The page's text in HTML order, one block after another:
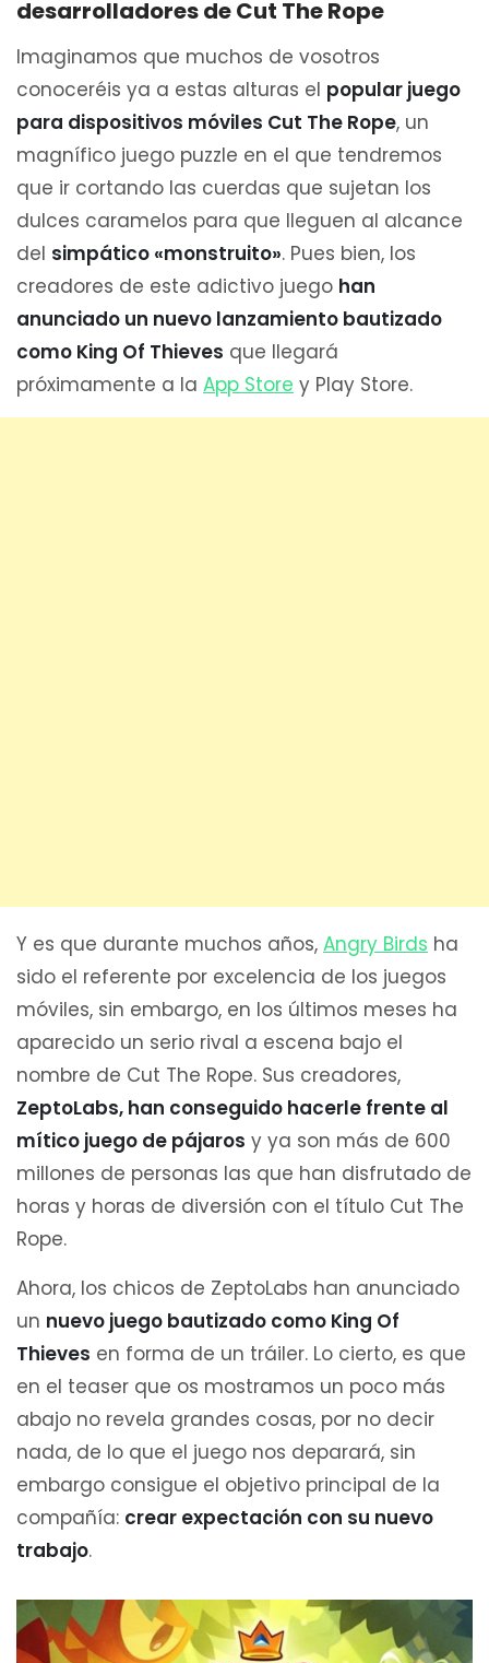
desarrolladores de Cut The Rope
Imaginamos que muchos de vosotros
conoceréis ya a estas alturas el popular juego
para dispositivos móviles Cut The Rope, un
magnífico juego puzzle en el que tendremos
que ir cortando las cuerdas que sujetan los
dulces caramelos para que lleguen al alcance
del simpático «monstruito». Pues bien, los
creadores de este adictivo juego han
anunciado un nuevo lanzamiento bautizado
como King Of Thieves que llegará
próximamente a la App Store y Play Store.
Y es que durante muchos años, Angry Birds ha
sido el referente por excelencia de los juegos
móviles, sin embargo, en los últimos meses ha
aparecido un serio rival a escena bajo el
nombre de Cut The Rope. Sus creadores,
ZeptoLabs, han conseguido hacerle frente al
mítico juego de pájaros y ya son más de 600
millones de personas las que han disfrutado de
horas y horas de diversión con el título Cut The
Rope.
Ahora, los chicos de ZeptoLabs han anunciado
un nuevo juego bautizado como King Of
Thieves en forma de un tráiler. Lo cierto, es que
en el teaser que os mostramos un poco más
abajo no revela grandes cosas, por no decir
nada, de lo que el juego nos deparará, sin
embargo consigue el objetivo principal de la
compañía: crear expectación con su nuevo
trabajo.